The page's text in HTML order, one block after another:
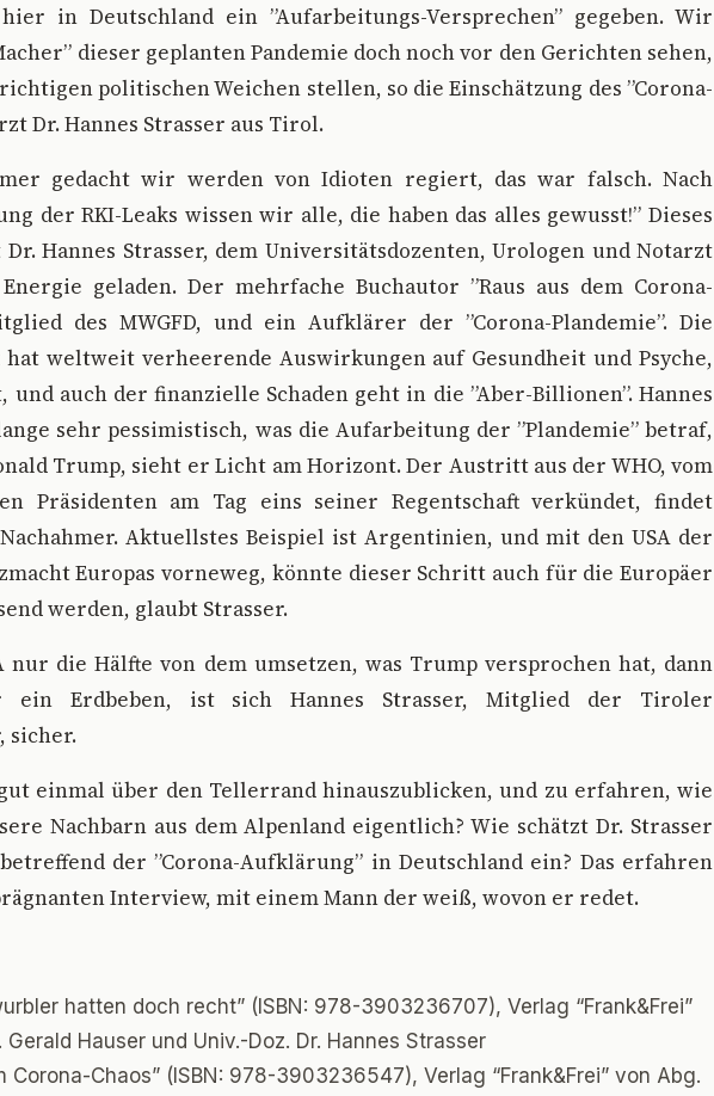
in Deutschland ein ”Aufarbeitungs-Versprechen” gegeben. Wir
dieser geplanten Pandemie doch noch vor den Gerichten sehen,
politischen Weichen stellen, so die Einschätzung des ”Corona-
Dr. Hannes Strasser aus Tirol.
gedacht wir werden von Idioten regiert, das war falsch. Nach
der RKI-Leaks wissen wir alle, die haben das alles gewusst!” Dieses
Hannes Strasser, dem Universitätsdozenten, Urologen und Notarzt
geladen. Der mehrfache Buchautor ”Raus aus dem Corona-
des MWGFD, und ein Aufklärer der ”Corona-Plandemie”. Die
weltweit verheerende Auswirkungen auf Gesundheit und Psyche,
auch der finanzielle Schaden geht in die ”Aber-Billionen”. Hannes
sehr pessimistisch, was die Aufarbeitung der ”Plandemie” betraf,
Trump, sieht er Licht am Horizont. Der Austritt aus der WHO, vom
Präsidenten am Tag eins seiner Regentschaft verkündet, findet
Aktuellstes Beispiel ist Argentinien, und mit den USA der
Europas vorneweg, könnte dieser Schritt auch für die Europäer
werden, glaubt Strasser.
nur die Hälfte von dem umsetzen, was Trump versprochen hat, dann
Erdbeben, ist sich Hannes Strasser, Mitglied der Tiroler
sicher.
einmal über den Tellerrand hinauszublicken, und zu erfahren, wie
Nachbarn aus dem Alpenland eigentlich? Wie schätzt Dr. Strasser
der ”Corona-Aufklärung” in Deutschland ein? Das erfahren
Interview, mit einem Mann der weiß, wovon er redet.
hatten doch recht” (ISBN: 978-3903236707), Verlag “Frank&Frei”
Hauser und Univ.-Doz. Dr. Hannes Strasser
Corona-Chaos” (ISBN: 978-3903236547), Verlag “Frank&Frei” von Abg.